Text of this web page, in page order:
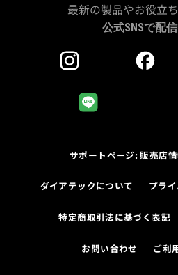
最新の製品やお役立
公式SNSで配
サポートページ: 販売店
ダイアテックについて プラ
特定商取引法に基づく表記
お問い合わせ ご利